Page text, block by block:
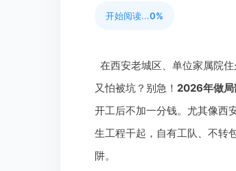
开始阅读...0%
在西安老城区、单位家属院
又怕被坑？别急！ 2026年做局
开工后不加一分钱。尤其像西
生工程干起，自有工队、不转
阱。